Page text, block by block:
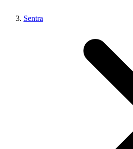
Sentra